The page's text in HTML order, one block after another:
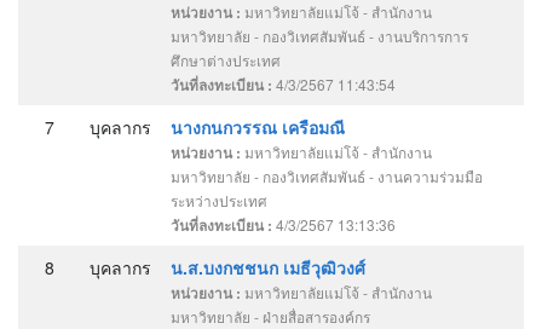
หน่วยงาน : มหาวิทยาลัยแม่โจ้ - สำนักงาน
มหาวิทยาลัย - กองวิเทศสัมพันธ์ - งานบริการการ
ศึกษาต่างประเทศ
วันที่ลงทะเบียน : 4/3/2567 11:43:54
7 บุคลากร นางกนกวรรณ เครือมณี
หน่วยงาน : มหาวิทยาลัยแม่โจ้ - สำนักงาน
มหาวิทยาลัย - กองวิเทศสัมพันธ์ - งานความร่วมมือ
ระหว่างประเทศ
วันที่ลงทะเบียน : 4/3/2567 13:13:36
8 บุคลากร น.ส.บงกชชนก เมธีวุฒิวงศ์
หน่วยงาน : มหาวิทยาลัยแม่โจ้ - สำนักงาน
มหาวิทยาลัย - ฝ่ายสื่อสารองค์กร